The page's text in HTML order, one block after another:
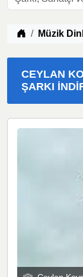
Müzik indir
Müzik
CEYLAN
ŞARKI